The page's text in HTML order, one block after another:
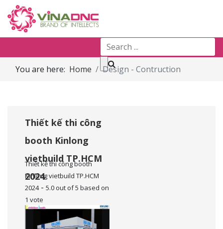
You are here: Home Design - Contruction
Thiết kế thi công
booth Kinlong
vietbuild TP.HCM
2024
Thiết kế thi công booth
Kinlong vietbuild TP.HCM
2024- 5.0out of5 based on
1 vote